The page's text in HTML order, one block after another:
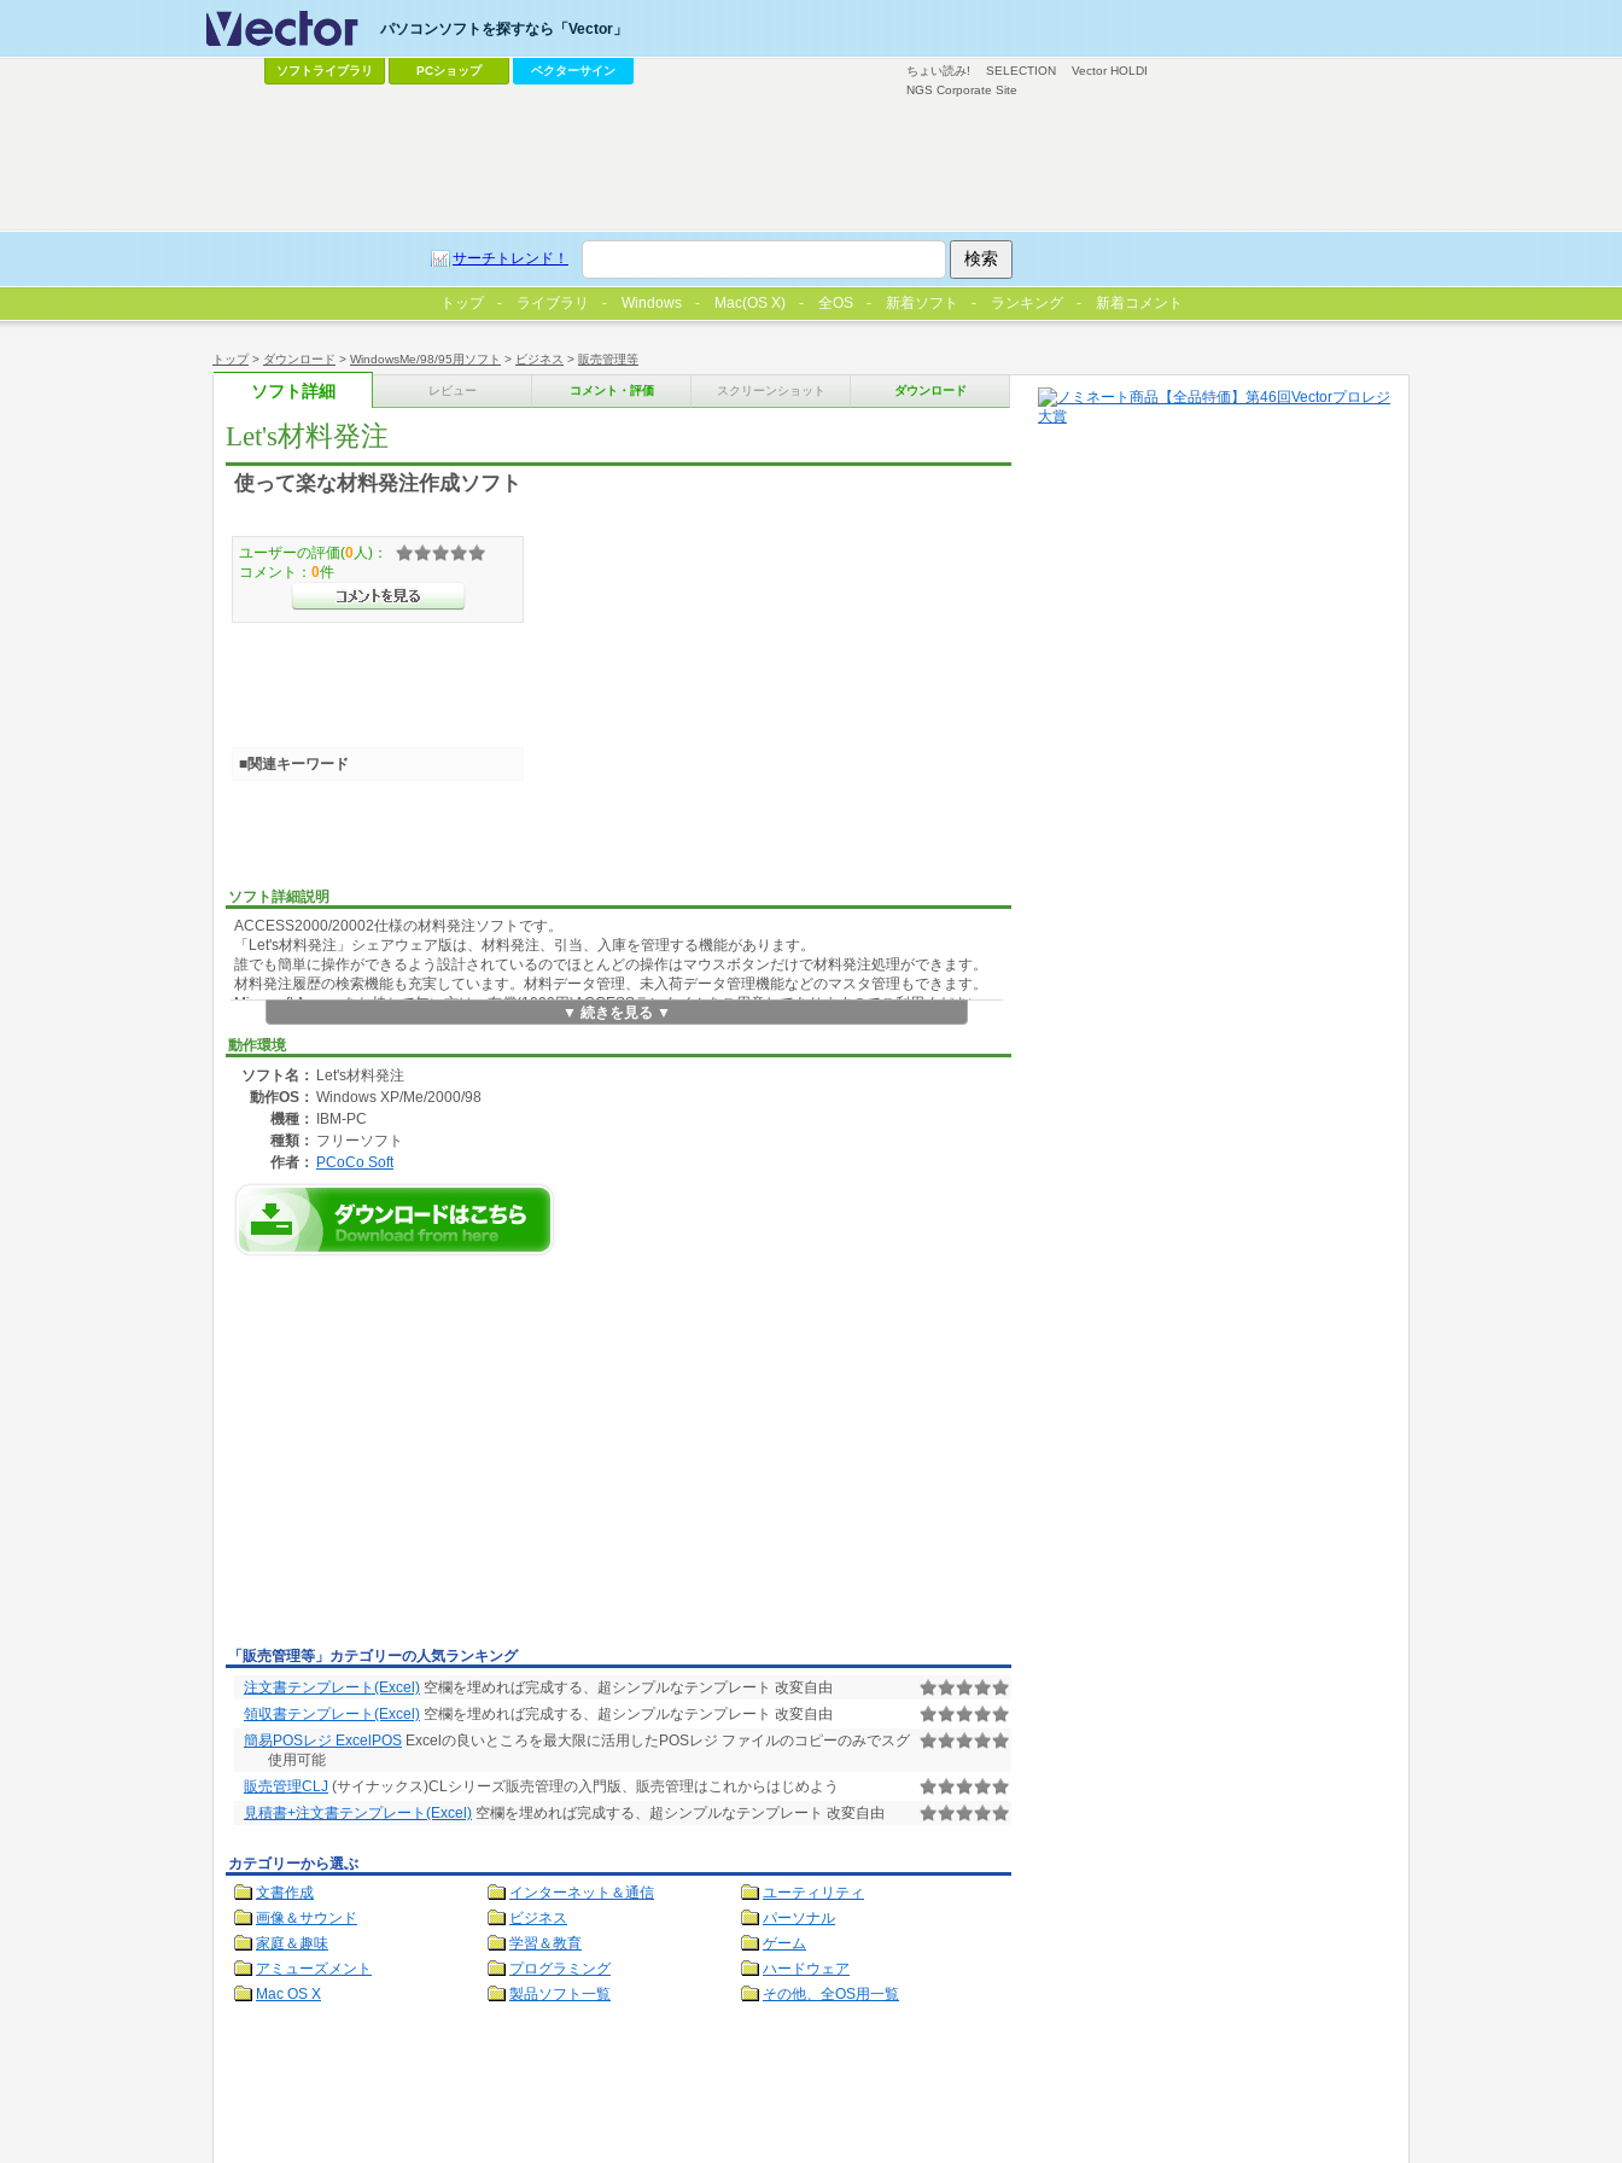
トップ> ダウンロード > WindowsMe/98/95用ソフト > ビジネス > 販売管理等
ソフト詳細 レビュー コメント・評価 スクリーンショット ダウンロード
Let's材料発注
使って楽な材料発注作成ソフト
ソフト詳細説明
ACCESS2000/20002仕様の材料発注ソフトです。
「Let's材料発注」シェアウェア版は、材料発注、引当、入庫を管理する機能があります。
誰でも簡単に操作ができるよう設計されているのでほとんどの操作はマウスボタンだけで材料発注処理ができます。
材料発注履歴の検索機能も充実しています。材料データ管理、未入荷データ管理機能などのマスタ管理もできます。
Microsoft Accessをお持ちで無い方は、有償(1000円)ACCESSランタイムをご用意してありますのでご利用ください。
▼ 続きを見る ▼
動作環境
ソフト名： Let's材料発注
動作OS： Windows XP/Me/2000/98
機種：
IBM-PC
種類： フリーソフト
作者： PCoCo Soft
ユーザーの評価(0 人)：
コメント： 0件
■関連キーワード
「販売管理等」カテゴリーの人気ランキング
注文書テンプレート(Excel) 空欄を埋めれば完成する、超シンプルなテンプレート 改変自由
領収書テンプレート(Excel) 空欄を埋めれば完成する、超シンプルなテンプレート 改変自由
簡易POSレジ ExcelPOS Excelの良いところを最大限に活用したPOSレジ ファイルのコピーのみでスグ
使用可能
販売管理CLJ (サイナックス)CLシリーズ販売管理の入門版、販売管理はこれからはじめよう
見積書+注文書テンプレート(Excel) 空欄を埋めれば完成する、超シンプルなテンプレート 改変自由
カテゴリーから選ぶ
文書作成
インターネット＆通信
ユーティリティ
画像＆サウンド
ビジネス
パーソナル
家庭＆趣味
学習＆教育
ゲーム
アミューズメント
プログラミング
ハードウェア
Mac OS X
製品ソフト一覧 その他、全OS用一覧
ちょい読み! SELECTION
Vector HOLDI
NGS Corporate Site
パソコンソフトを探すなら「Vector」
ソフトライブラリ PCショップ ベクターサイン
サーチトレンド！
トップ ライブラリ Windows Mac(OS X) 全OS 新着ソフト ランキング 新着コメント